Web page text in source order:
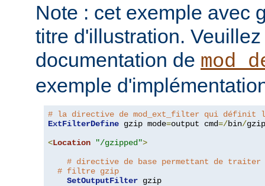
Note : cet exemple avec
titre d'illustration.
documentation de
exemple
# la directive de mod_ext_filter qui définit
ExtFilterDefine gzip mode=output cmd=/bin/gzip
<Location "/gzipped">
# directive de base permettant de
# filtre gzip
SetOutputFilter gzip